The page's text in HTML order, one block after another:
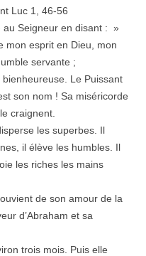
Luc 1, 46-56
au Seigneur en disant : »
mon esprit en Dieu, mon
servante ;
Le Puissant
son nom ! Sa miséricorde
craignent.
les superbes. Il
il élève les humbles. Il
les riches les mains
de son amour de la
d’Abraham et sa
trois mois. Puis elle